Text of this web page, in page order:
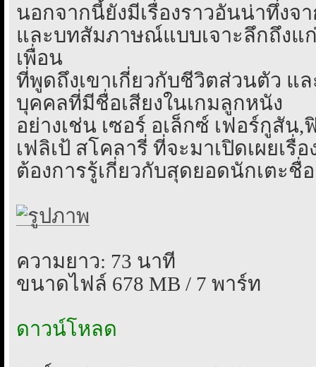
นอกจากนี้ยังมีเรื่องราวอันน่าทึ่งจ
และบทสัมภาษณ์แบบเจาะลึกถึงแ
เพื่อน
ที่พูดถึงเขาเกี่ยวกับชีวิตส่วนตัว แ
บุคคลที่มีชื่อเสียงในเกมลูกหนัง
อย่างเช่น เซอร์ อเล็กซ์ เฟอร์กูสัน
เฟลิเป้ สโคลารี่ ที่จะมาเปิดเผยเ
ต้องการรู้เกี่ยวกับสุดยอดนักเตะชื่
ความยาว: 73 นาที
ขนาดไฟล์ 678 MB / 7 พาร์ท
ดาวน์โหลด